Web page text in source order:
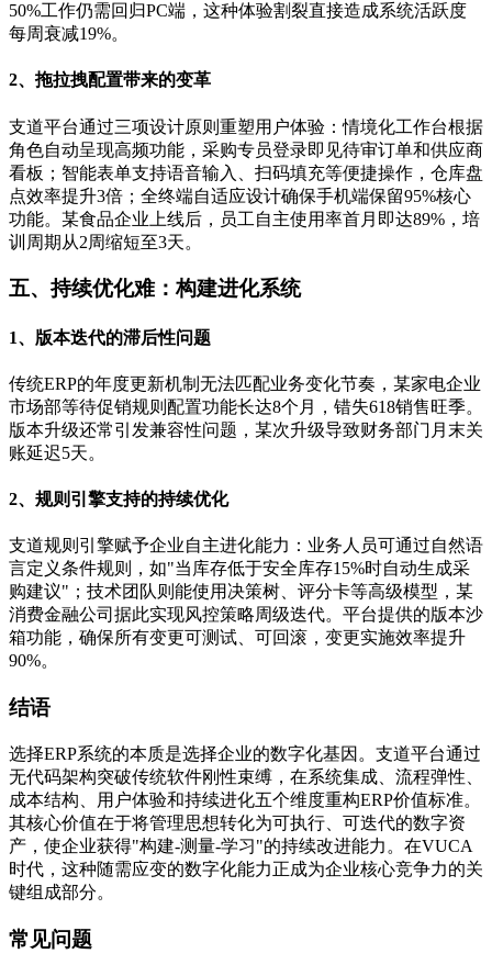
50%工作仍需回归PC端，这种体验割裂直接造成系统活跃度
每周衰减19%。
2、拖拉拽配置带来的变革
支道平台通过三项设计原则重塑用户体验：情境化工作台根据
角色自动呈现高频功能，采购专员登录即见待审订单和供应商
看板；智能表单支持语音输入、扫码填充等便捷操作，仓库盘
点效率提升3倍；全终端自适应设计确保手机端保留95%核心
功能。某食品企业上线后，员工自主使用率首月即达89%，培
训周期从2周缩短至3天。
五、持续优化难：构建进化系统
1、版本迭代的滞后性问题
传统ERP的年度更新机制无法匹配业务变化节奏，某家电企业
市场部等待促销规则配置功能长达8个月，错失618销售旺季。
版本升级还常引发兼容性问题，某次升级导致财务部门月末关
账延迟5天。
2、规则引擎支持的持续优化
支道规则引擎赋予企业自主进化能力：业务人员可通过自然语
言定义条件规则，如"当库存低于安全库存15%时自动生成采
购建议"；技术团队则能使用决策树、评分卡等高级模型，某
消费金融公司据此实现风控策略周级迭代。平台提供的版本沙
箱功能，确保所有变更可测试、可回滚，变更实施效率提升
90%。
结语
选择ERP系统的本质是选择企业的数字化基因。支道平台通过
无代码架构突破传统软件刚性束缚，在系统集成、流程弹性、
成本结构、用户体验和持续进化五个维度重构ERP价值标准。
其核心价值在于将管理思想转化为可执行、可迭代的数字资
产，使企业获得"构建-测量-学习"的持续改进能力。在VUCA
时代，这种随需应变的数字化能力正成为企业核心竞争力的关
键组成部分。
常见问题